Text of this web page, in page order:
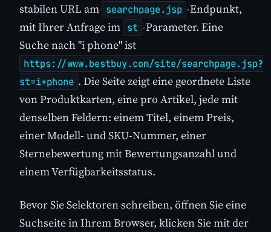
stabilen URL am searchpage.jsp -Endpunkt,
mit Ihrer Anfrage im st -Parameter. Eine
Suche nach "i phone" ist
https://www.bestbuy.com/site/searchpage.jsp?
st=i+phone . Die Seite zeigt eine geordnete Liste
von Produktkarten, eine pro Artikel, jede mit
denselben Feldern: einem Titel, einem Preis,
einer Modell- und SKU-Nummer, einer
Sternebewertung mit Bewertungsanzahl und
einem Verfügbarkeitsstatus.
Bevor Sie Selektoren schreiben, öffnen Sie eine
Suchseite in Ihrem Browser, klicken Sie mit der